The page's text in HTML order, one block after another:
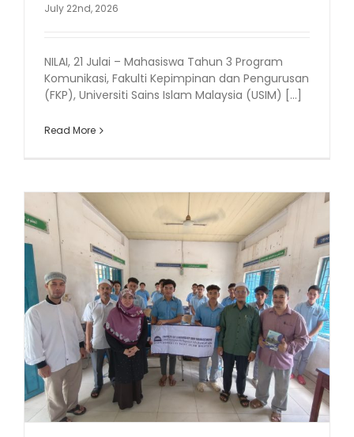
July 22nd, 2026
NILAI, 21 Julai – Mahasiswa Tahun 3 Program
Komunikasi, Fakulti Kepimpinan dan Pengurusan
(FKP), Universiti Sains Islam Malaysia (USIM) [...]
Read More